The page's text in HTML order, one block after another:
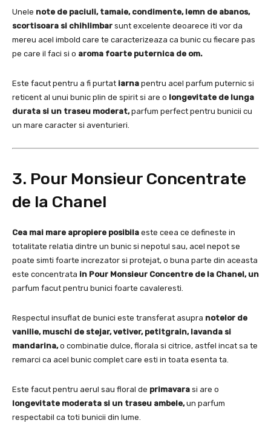
Unele note de paciuli, tamaie, condimente, lemn de abanos,
scortisoara si chihlimbar sunt excelente deoarece iti vor da
mereu acel imbold care te caracterizeaza ca bunic cu fiecare pas
pe care il faci si o aroma foarte puternica de om.
Este facut pentru a fi purtat iarna pentru acel parfum puternic si
reticent al unui bunic plin de spirit si are o longevitate de lunga
durata si un traseu moderat,parfum perfect pentru bunicii cu
un mare caracter si aventurieri.
3. Pour Monsieur Concentrate
de la Chanel
Cea mai mare apropiere posibila este ceea ce defineste in
totalitate relatia dintre un bunic si nepotul sau, acel nepot se
poate simti foarte increzator si protejat, o buna parte din aceasta
este concentrata in Pour Monsieur Concentre de la Chanel, un
parfum facut pentru bunici foarte cavaleresti.
Respectul insuflat de bunici este transferat asupra notelor de
vanilie, muschi de stejar, vetiver, petitgrain, lavanda si
mandarina,o combinatie dulce, florala si citrice, astfel incat sa te
remarci ca acel bunic complet care esti in toata esenta ta.
Este facut pentru aerul sau floral de primavara si are o
longevitate moderata si un traseu ambele,un parfum
respectabil ca toti bunicii din lume.